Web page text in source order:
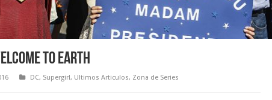
to Earth
DC, Supergirl, Ultimos Articulos, Zona de Series